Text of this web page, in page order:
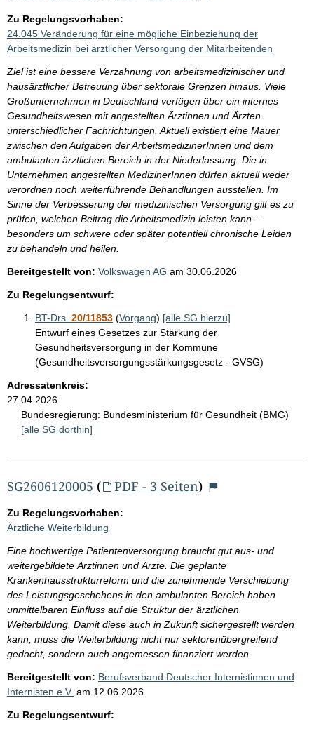
i
s
s
e
p
r
o
S
e
i
t
e
Zu Regelungsvorhaben:
24.045 Veränderung für eine mögliche Einbeziehung der
Arbeitsmedizin bei ärztlicher Versorgung der Mitarbeitenden
Ziel ist eine bessere Verzahnung von arbeitsmedizinischer und
hausärztlicher Betreuung über sektorale Grenzen hinaus. Viele
Großunternehmen in Deutschland verfügen über ein internes
Gesundheitswesen mit angestellten Ärztinnen und Ärzten
unterschiedlicher Fachrichtungen. Aktuell existiert eine Mauer
zwischen den Aufgaben der ArbeitsmedizinerInnen und dem
ambulanten ärztlichen Bereich in der Niederlassung. Die in
Unternehmen angestellten MedizinerInnen dürfen aktuell weder
verordnen noch weiterführende Behandlungen ausstellen. Im
Sinne der Verbesserung der medizinischen Versorgung gilt es zu
prüfen, welchen Beitrag die Arbeitsmedizin leisten kann –
besonders um schwere oder später potentiell chronische Leiden
zu behandeln und heilen.
Bereitgestellt von: Volkswagen AG am 30.06.2026
Zu Regelungsentwurf:
BT-Drs. 20/11853 (Vorgang) [alle SG hierzu]
Entwurf eines Gesetzes zur Stärkung der
Gesundheitsversorgung in der Kommune
(Gesundheitsversorgungsstärkungsgesetz - GVSG)
Adressatenkreis:
27.04.2026
Bundesregierung: Bundesministerium für Gesundheit (BMG)
[alle SG dorthin]
SG2606120005 ( PDF - 3 Seiten)
Zu Regelungsvorhaben:
Ärztliche Weiterbildung
Eine hochwertige Patientenversorgung braucht gut aus- und
weitergebildete Ärztinnen und Ärzte. Die geplante
Krankenhausstrukturreform und die zunehmende Verschiebung
des Leistungsgeschehens in den ambulanten Bereich haben
unmittelbaren Einfluss auf die Struktur der ärztlichen
Weiterbildung. Damit diese auch in Zukunft sichergestellt werden
kann, muss die Weiterbildung nicht nur sektorenübergreifend
gedacht, sondern auch angemessen finanziert werden.
Bereitgestellt von: Berufsverband Deutscher Internistinnen und
Internisten e.V. am 12.06.2026
Zu Regelungsentwurf: